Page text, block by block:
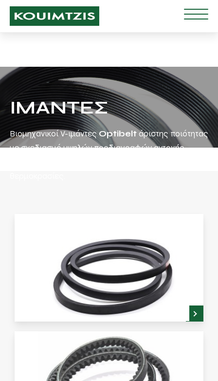
ΙΜΑΝΤΕΣ
Βιομηχανικοί V-ιμάντες Optibeltάριστης ποιότητας
με σχεδιασμό υψηλών προδιαγραφών αντοχής